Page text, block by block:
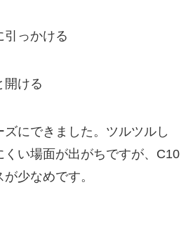
引っかける
開ける
ズにできました。ツルツルし
くい場面が出がちですが、C10
少なめです。